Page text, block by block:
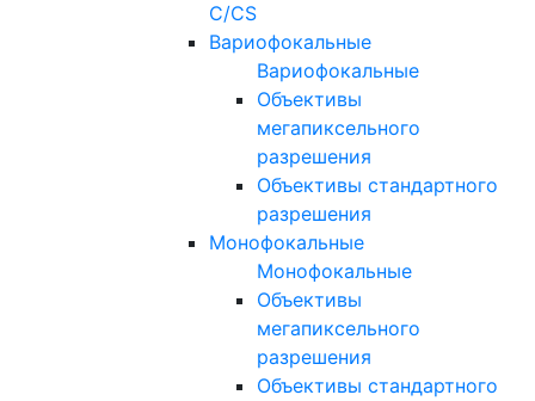
C/CS
Вариофокальные
Вариофокальные
Объективы
мегапиксельного
разрешения
Объективы стандартного
разрешения
Монофокальные
Монофокальные
Объективы
мегапиксельного
разрешения
Объективы стандартного